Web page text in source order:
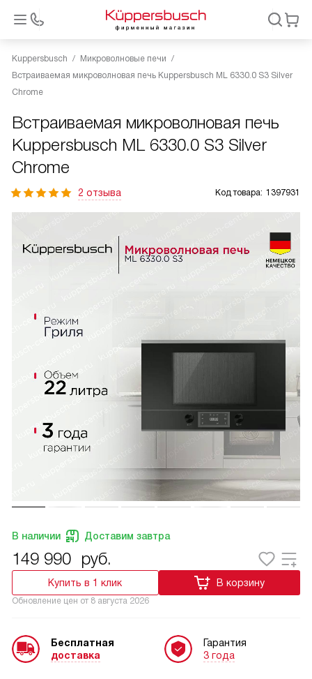
Kuppersbusch
Микроволновые печи
Встраиваемая микроволновая печь Kuppersbusch ML 6330.0 S3 Silver
Chrome
Встраиваемая микроволновая печь
Kuppersbusch ML 6330.0 S3 Silver
Chrome
2 отзыва Код товара: 1397931
В наличии Доставим завтра
149 990 руб.
Купить в 1 клик В корзину
Обновление цен от 8 августа 2026
Бесплатная
доставка
Гарантия
3 года